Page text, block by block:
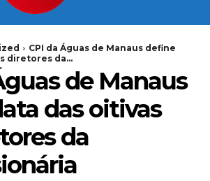
CPI da Águas de Manaus define
diretores da...
de Manaus
das oitivas
da